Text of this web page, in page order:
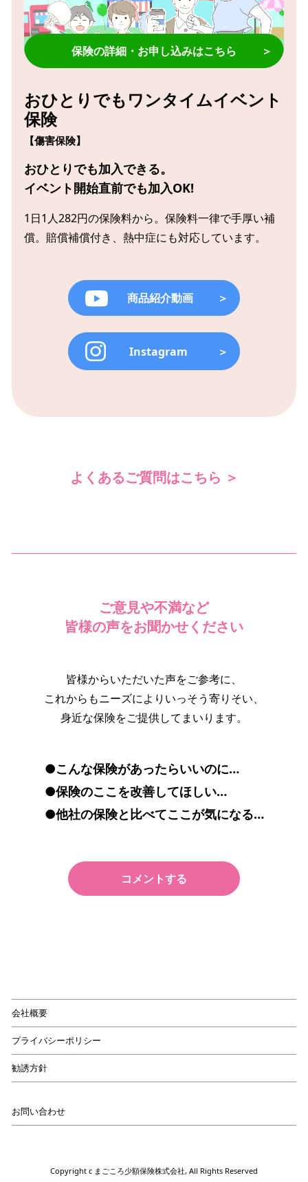
保険の詳細・お申し込みはこちら ＞
おひとりでもワンタイムイベント
保険
【傷害保険】
おひとりでも加入できる。
イベント開始直前でも加入OK!
1日1人282円の保険料から。 保険料一律で手厚い補
償。賠償補償付き、熱中症にも対応しています。
商品紹介動画 ＞
Instagram ＞
よくあるご質問はこちら ＞
ご意見や不満など
皆様の声をお聞かせください
皆様からいただいた声をご参考に、
これからもニーズによりいっそう寄りそい、
身近な保険をご提供してまいります。
●こんな保険があったらいいのに…
●保険のここを改善してほしい…
●他社の保険と比べてここが気になる…
コメントする
会社概要
プライバシーポリシー
勧誘方針
お問い合わせ
Copyright c まごころ少額保険株式会社, All Rights Reserved